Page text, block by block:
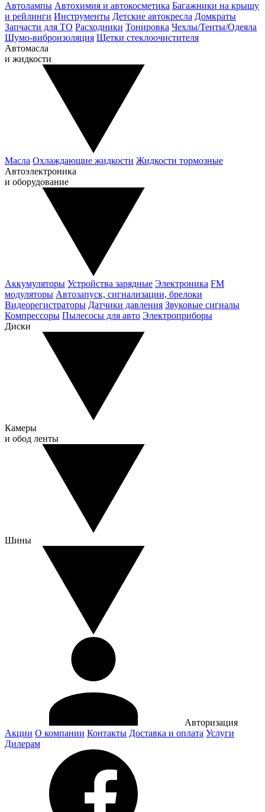
Автолампы Автохимия и автокосметика Багажники на крышу
и рейлинги Инструменты Детские автокресла Домкраты
Запчасти для ТО Расходники Тонировка Чехлы/Тенты/Одеяла
Шумо-виброизоляция Щетки стеклоочистителя
Автомасла
и жидкости
Масла Охлаждающие жидкости Жидкости тормозные
Автоэлектроника
и оборудование
Аккумуляторы Устройства зарядные Электроника FM
модуляторы Автозапуск, сигнализации, брелоки
Видеорегистраторы Датчики давления Звуковые сигналы
Компрессоры Пылесосы для авто Электроприборы
Диски
Камеры
и обод ленты
Шины
Авторизация
Акции О компании Контакты Доставка и оплата Услуги
Дилерам